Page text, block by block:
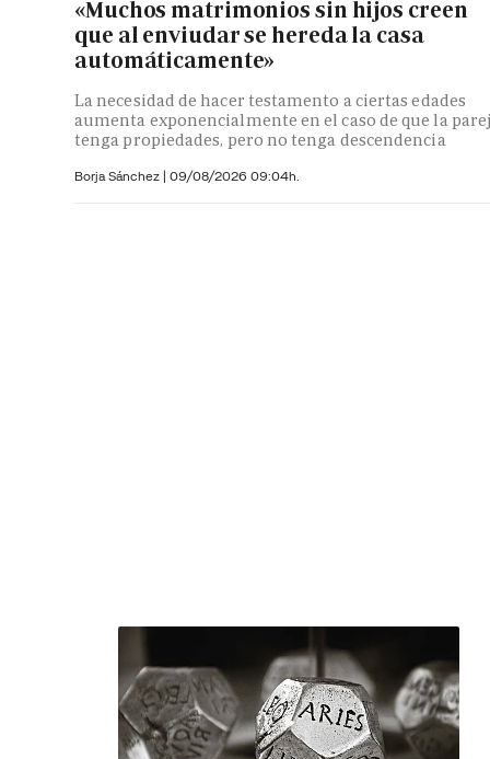
«Muchos matrimonios sin hijos creen
que al enviudar se hereda la casa
automáticamente»
La necesidad de hacer testamento a ciertas edades
aumenta exponencialmente en el caso de que la
tenga propiedades, pero no tenga descendencia
Borja Sánchez | 09/08/2026 09:04h.